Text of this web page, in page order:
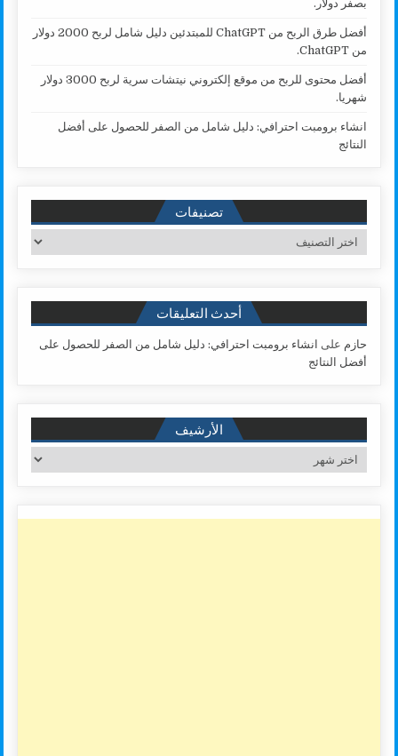
بصفر دولار.
أفضل طرق الربح من ChatGPT للمبتدئين دليل شامل لربح 2000 دولار
من ChatGPT.
أفضل محتوى للربح من موقع إلكتروني نيتشات سرية لربح 3000 دولار
شهريا.
انشاء برومبت احترافي: دليل شامل من الصفر للحصول على أفضل
النتائج
تصنيفات
تصنيفات
أحدث التعليقات
حازم على انشاء برومبت احترافي: دليل شامل من الصفر للحصول على
أفضل النتائج
الأرشيف
الأرشيف